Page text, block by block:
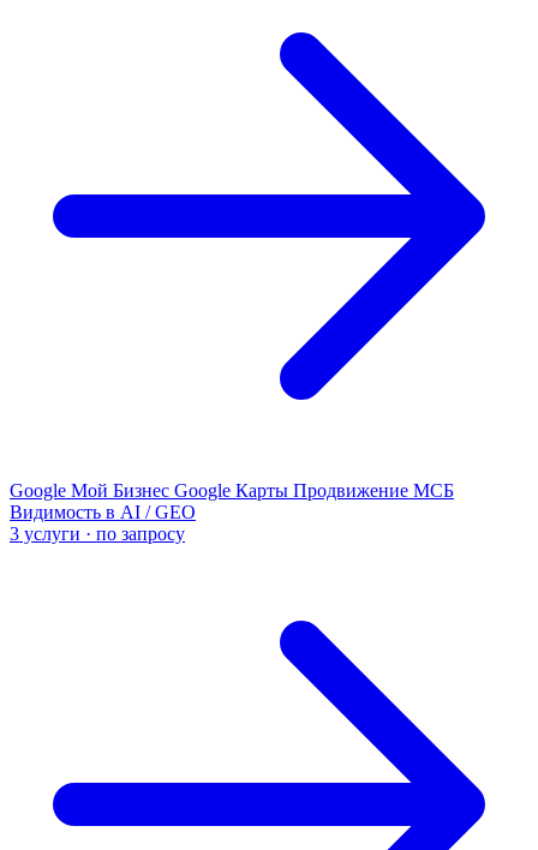
Google Мой Бизнес Google Карты Продвижение МСБ
Видимость в AI / GEO
3 услуги · по запросу